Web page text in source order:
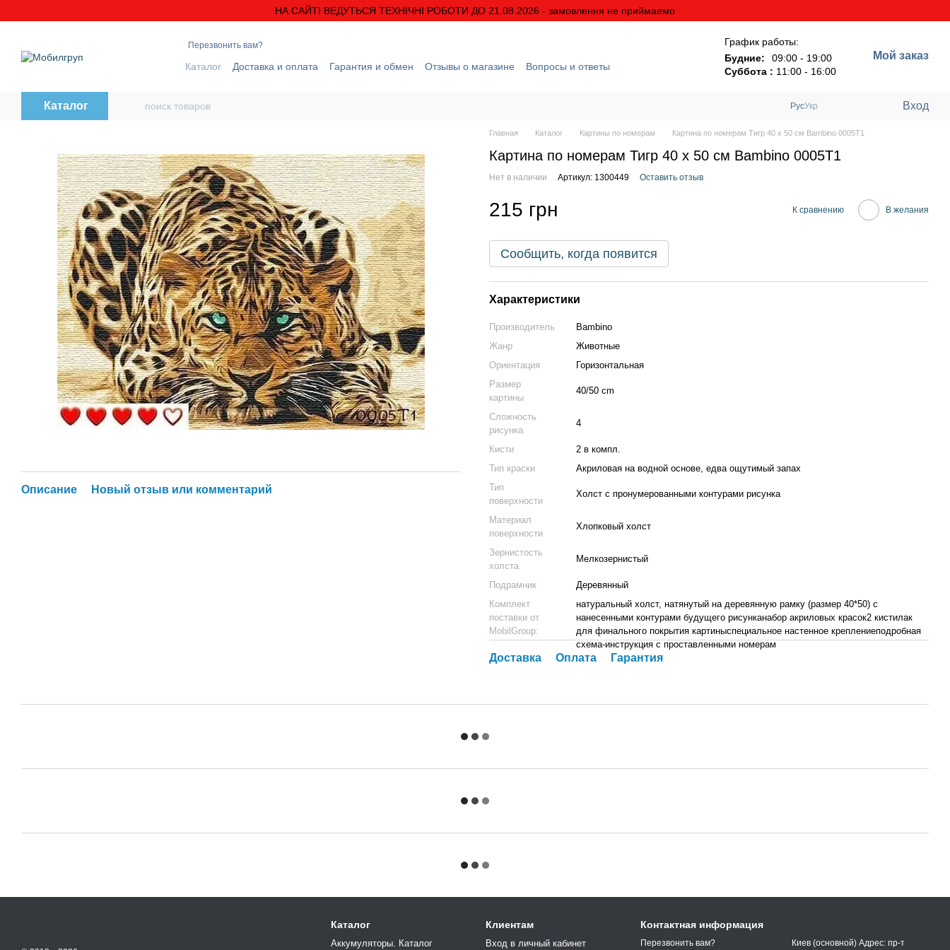
НА САЙТІ ВЕДУТЬСЯ ТЕХНІЧНІ РОБОТИ ДО 21.08.2026 - замовлення не приймаемо
Перезвонить вам?
Каталог Доставка и оплата Гарантия и обмен Отзывы о магазине
Вопросы и ответы
График работы:
Будние:
09:00 - 19:00
Суббота : 11:00 - 16:00
Мой заказ
Каталог РусУкр Вход
Описание Новый отзыв или комментарий
Главная Каталог Картины по номерам Картина по номерам Тигр 40 х 50 см Bambino 0005T1
Картина по номерам Тигр 40 х 50 см Bambino 0005T1
Нет в наличии Артикул: 1300449 Оставить отзыв
215 грн К сравнению В желания
Сообщить, когда появится
Характеристики
Производитель
Bambino
Жанр
Животные
Ориентация
Горизонтальная
Размер
картины
40/50 cm
Сложность
рисунка
4
Кисти
2 в компл.
Тип краски
Акриловая на водной основе, едва ощутимый запах
Тип
поверхности
Холст с пронумерованными контурами рисунка
Материал
поверхности
Хлопковый холст
Зернистость
холста
Мелкозернистый
Подрамник
Деревянный
Комплект
поставки от
MobilGroup:
натуральный холст, натянутый на деревянную рамку (размер 40*50) с
нанесенными контурами будущего рисунканабор акриловых красок2 кистилак
для финального покрытия картиныспециальное настенное креплениеподробная
схема-инструкция с проставленными номерам
Доставка Оплата Гарантия
Каталог
Аккумуляторы. Каталог
Клиентам
Вход в личный кабинет
Контактная информация
Перезвонить вам?
Киев (основной) Адрес: пр-т